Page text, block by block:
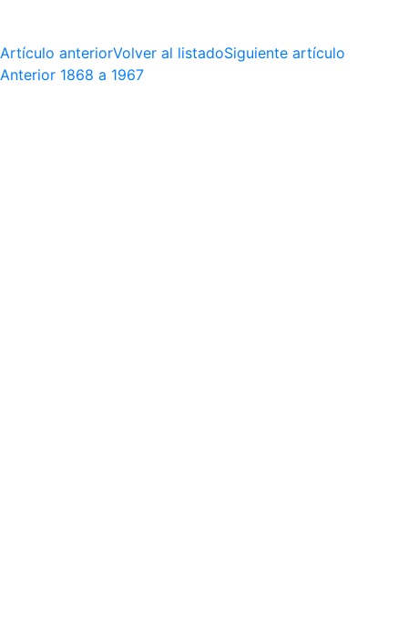
Artículo anteriorVolver al listadoSiguiente artículo
Anterior 1868 a 1967